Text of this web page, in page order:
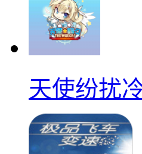
天使纷扰